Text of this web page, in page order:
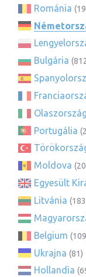
Románia
Bulgária
Olaszország
Portugália
Moldova
Egyesült
Litvánia
Belgium
Ukrajna (81)
Hollandia